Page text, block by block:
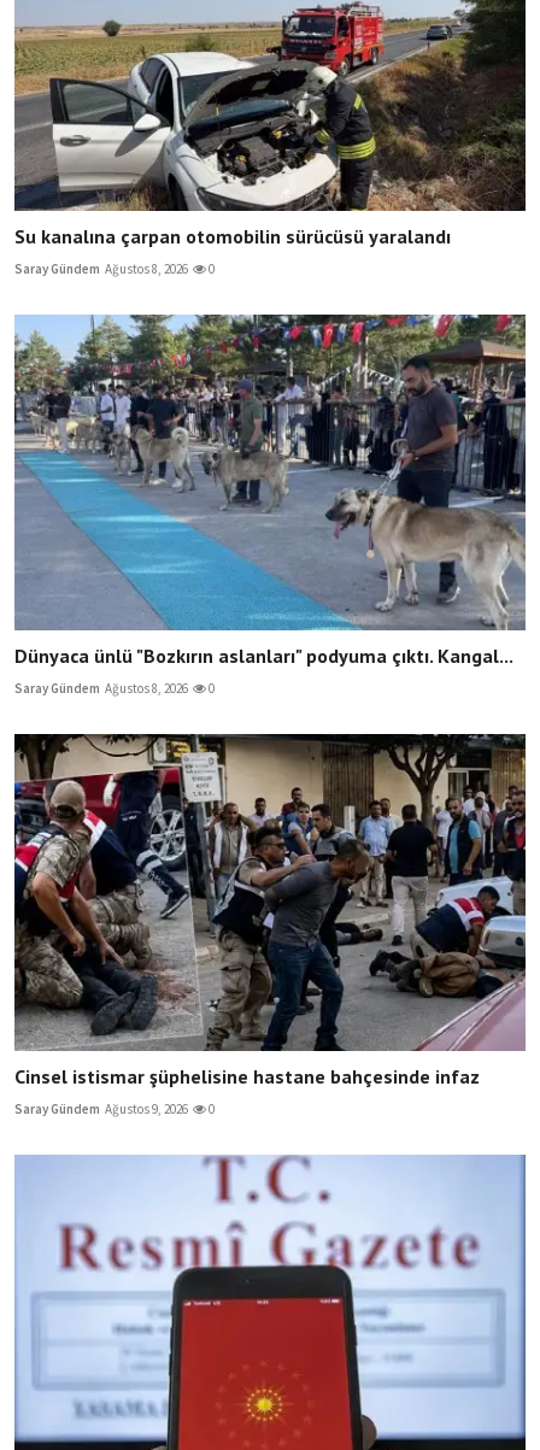
Su kanalına çarpan otomobilin sürücüsü yaralandı
Saray Gündem Ağustos 8, 2026 0
Dünyaca ünlü "Bozkırın aslanları" podyuma çıktı. Kangal...
Saray Gündem Ağustos 8, 2026 0
Cinsel istismar şüphelisine hastane bahçesinde infaz
Saray Gündem Ağustos 9, 2026 0